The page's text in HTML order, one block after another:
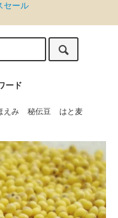
セール
ード
えみ 秘伝豆 はと麦